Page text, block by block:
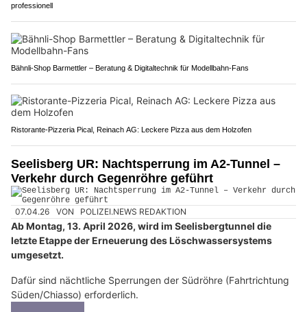
professionell
Bähnli-Shop Barmettler – Beratung & Digitaltechnik für Modellbahn-Fans
Ristorante-Pizzeria Pical, Reinach AG: Leckere Pizza aus dem Holzofen
Seelisberg UR: Nachtsperrung im A2-Tunnel –
Verkehr durch Gegenröhre geführt
07.04.26 VON POLIZEI.NEWS REDAKTION
Ab Montag, 13. April 2026, wird im Seelisbergtunnel die
letzte Etappe der Erneuerung des Löschwassersystems
umgesetzt.
Dafür sind nächtliche Sperrungen der Südröhre (Fahrtrichtung
Süden/Chiasso) erforderlich.